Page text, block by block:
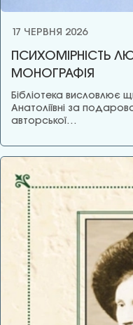
17 ЧЕРВНЯ 2026
ПСИХОМІРНІСТЬ
МОНОГРАФІЯ
Бібліотека висловлює
Анатоліївні за
авторської…